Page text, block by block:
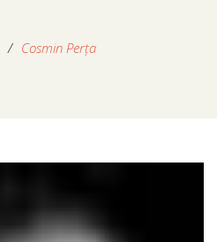
/ Cosmin Perța